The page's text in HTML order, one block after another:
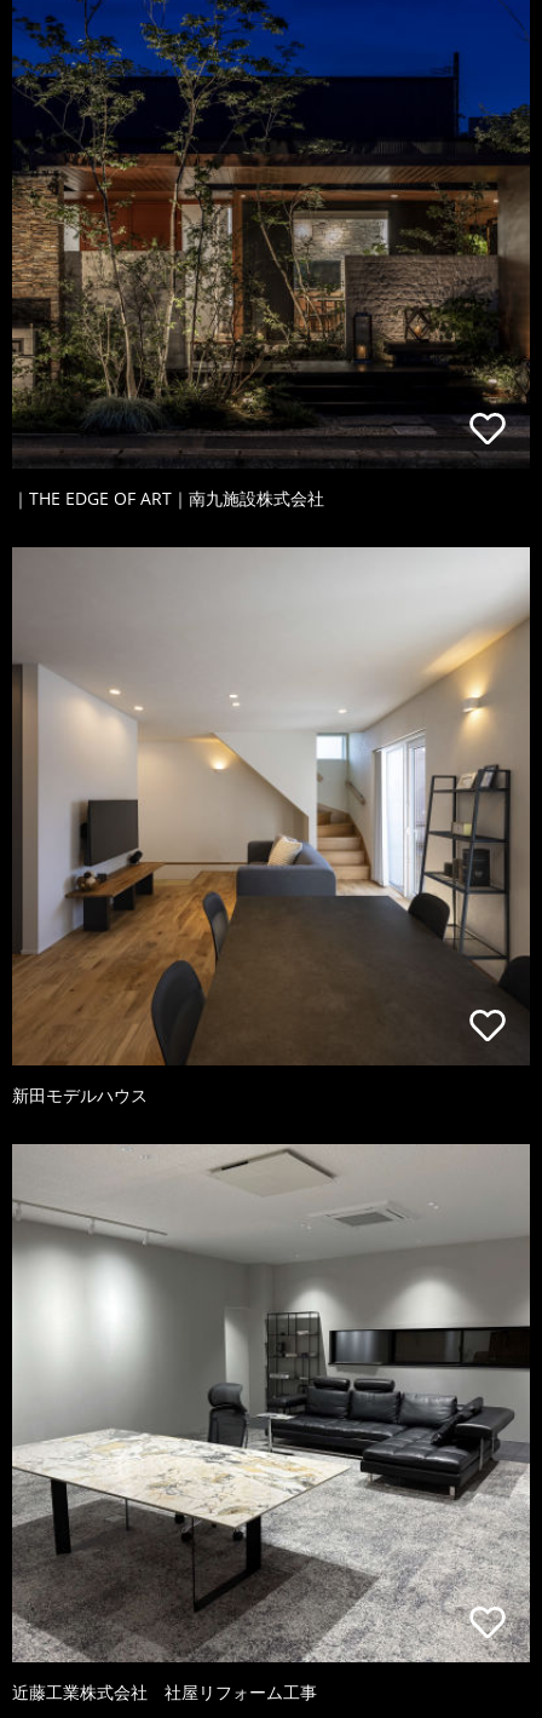
｜THE EDGE OF ART｜南九施設株式会社
新田モデルハウス
近藤工業株式会社 社屋リフォーム工事